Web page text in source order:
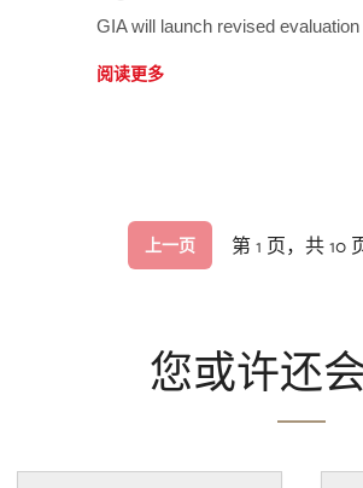
GIA will launch revised
阅读更多
上一页 第 1 页，共 10
您或许还